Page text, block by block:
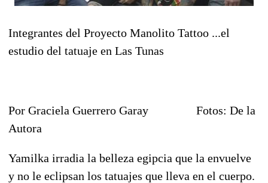
Integrantes del Proyecto Manolito Tattoo ...el
estudio del tatuaje en Las Tunas
Por Graciela Guerrero Garay Fotos: De la
Autora
Yamilka irradia la belleza egipcia que la envuelve
y no le eclipsan los tatuajes que lleva en el cuerpo.